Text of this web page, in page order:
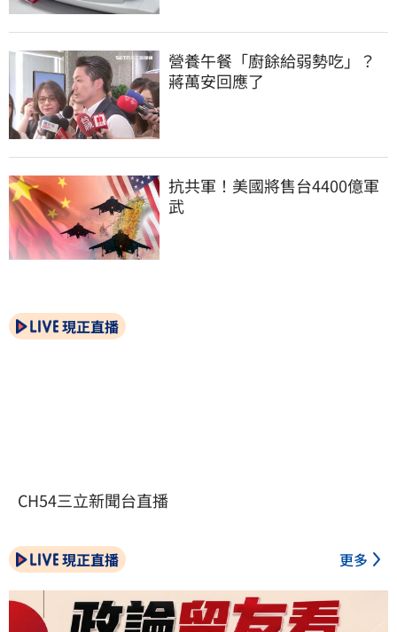
營養午餐「廚餘給弱勢吃」？
蔣萬安回應了
抗共軍！美國將售台4400億軍
武
現正直播
CH54三立新聞台直播
現正直播 更多